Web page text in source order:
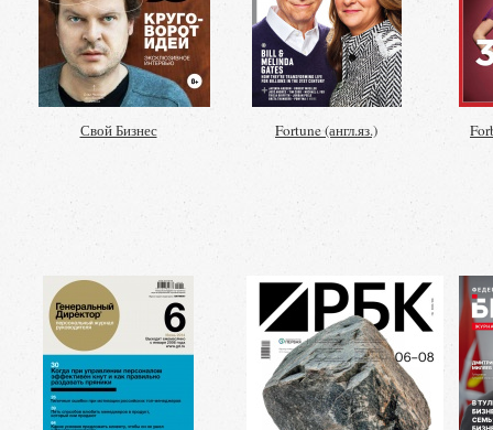
Свой Бизнес Fortune (англ.яз.)